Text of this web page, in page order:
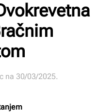
na 30/03/2025.